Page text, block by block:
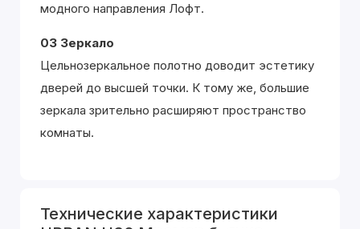
модного направления Лофт.
03 Зеркало
Цельнозеркальное полотно доводит эстетику
дверей до высшей точки. К тому же, большие
зеркала зрительно расширяют пространство
комнаты.
Технические характеристики